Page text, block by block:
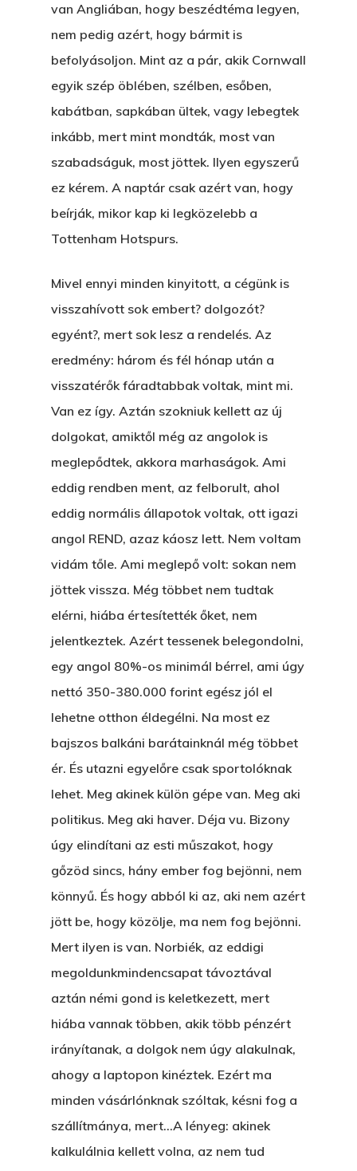
van Angliában, hogy beszédtéma legyen,
nem pedig azért, hogy bármit is
befolyásoljon. Mint az a pár, akik Cornwall
egyik szép öblében, szélben, esőben,
kabátban, sapkában ültek, vagy lebegtek
inkább, mert mint mondták, most van
szabadságuk, most jöttek. Ilyen egyszerű
ez kérem. A naptár csak azért van, hogy
beírják, mikor kap ki legközelebb a
Tottenham Hotspurs.
Mivel ennyi minden kinyitott, a cégünk is
visszahívott sok embert? dolgozót?
egyént?, mert sok lesz a rendelés. Az
eredmény: három és fél hónap után a
visszatérők fáradtabbak voltak, mint mi.
Van ez így. Aztán szokniuk kellett az új
dolgokat, amiktől még az angolok is
meglepődtek, akkora marhaságok. Ami
eddig rendben ment, az felborult, ahol
eddig normális állapotok voltak, ott igazi
angol REND, azaz káosz lett. Nem voltam
vidám tőle. Ami meglepő volt: sokan nem
jöttek vissza. Még többet nem tudtak
elérni, hiába értesítették őket, nem
jelentkeztek. Azért tessenek belegondolni,
egy angol 80%-os minimál bérrel, ami úgy
nettó 350-380.000 forint egész jól el
lehetne otthon éldegélni. Na most ez
bajszos balkáni barátainknál még többet
ér. És utazni egyelőre csak sportolóknak
lehet. Meg akinek külön gépe van. Meg aki
politikus. Meg aki haver. Déja vu. Bizony
úgy elindítani az esti műszakot, hogy
gőzöd sincs, hány ember fog bejönni, nem
könnyű. És hogy abból ki az, aki nem azért
jött be, hogy közölje, ma nem fog bejönni.
Mert ilyen is van. Norbiék, az eddigi
megoldunkmindencsapat távoztával
aztán némi gond is keletkezett, mert
hiába vannak többen, akik több pénzért
irányítanak, a dolgok nem úgy alakulnak,
ahogy a laptopon kinéztek. Ezért ma
minden vásárlónknak szóltak, késni fog a
szállítmánya, mert…A lényeg: akinek
kalkulálnia kellett volna, az nem tud